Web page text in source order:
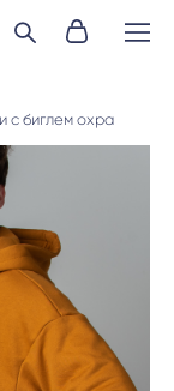
с биглем охра